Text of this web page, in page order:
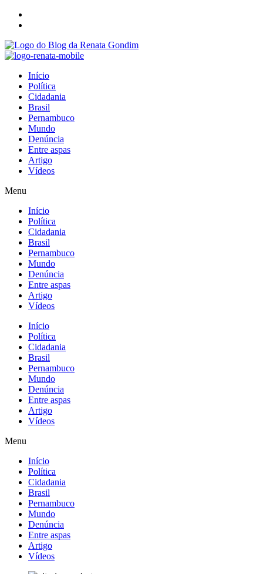
Início
Política
Cidadania
Brasil
Pernambuco
Mundo
Denúncia
Entre aspas
Artigo
Vídeos
Menu
Início
Política
Cidadania
Brasil
Pernambuco
Mundo
Denúncia
Entre aspas
Artigo
Vídeos
Início
Política
Cidadania
Brasil
Pernambuco
Mundo
Denúncia
Entre aspas
Artigo
Vídeos
Menu
Início
Política
Cidadania
Brasil
Pernambuco
Mundo
Denúncia
Entre aspas
Artigo
Vídeos